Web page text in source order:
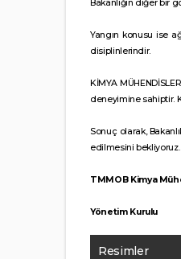
Bakanlığın diğer bir
Yangın konusu ise
disiplinlerindir.
KİMYA
deneyimine sahiptir.
Sonuç olarak,
edilmesini bekliyoruz.
TMMOB Kimya
Yönetim Kurulu
Resimler